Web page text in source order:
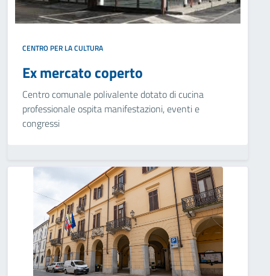
CENTRO PER LA CULTURA
Ex mercato coperto
Centro comunale polivalente dotato di cucina
professionale ospita manifestazioni, eventi e
congressi